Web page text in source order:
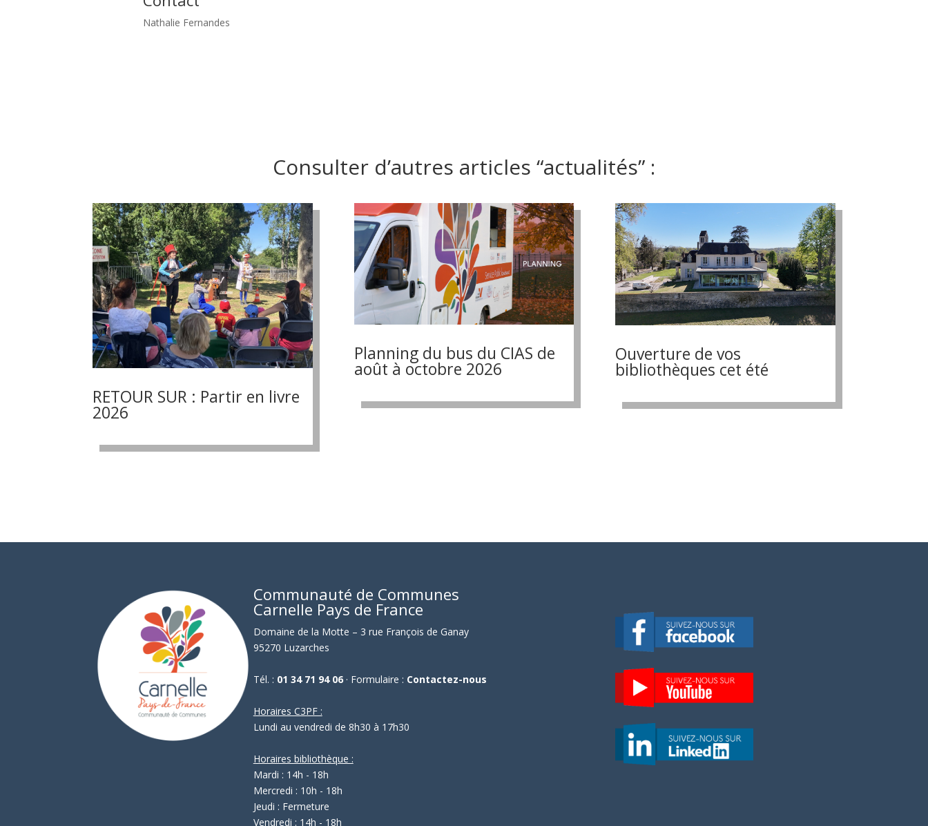
Nathalie Fernandes
Consulter d’autres articles “actualités” :
RETOUR SUR : Partir en livre
2026
Planning du bus du CIAS de
août à octobre 2026
Ouverture de vos
bibliothèques cet été
Communauté de Communes
Carnelle Pays de France
Domaine de la Motte – 3 rue François de Ganay
95270 Luzarches
Tél. : 01 34 71 94 06· Formulaire : Contactez-nous
Horaires C3PF :
Lundi au vendredi de 8h30 à 17h30
Horaires bibliothèque :
Mardi : 14h - 18h
Mercredi : 10h - 18h
Jeudi : Fermeture
Vendredi : 14h - 18h